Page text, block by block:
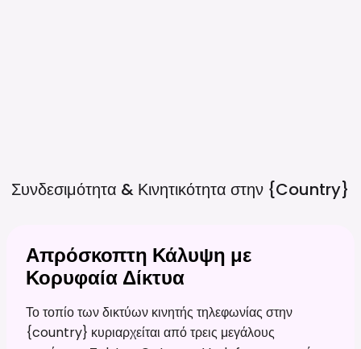
Συνδεσιμότητα & Κινητικότητα στην {country}
Απρόσκοπτη Κάλυψη με
Κορυφαία Δίκτυα
Το τοπίο των δικτύων κινητής τηλεφωνίας στην
{country} κυριαρχείται από τρεις μεγάλους